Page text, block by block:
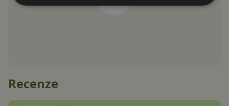
Recenze